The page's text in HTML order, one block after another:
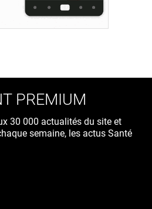
PREMIUM
30 000 actualités du site et
semaine, les actus Santé